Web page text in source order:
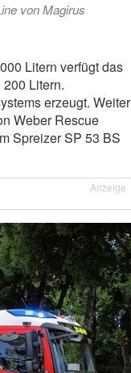
von Magirus
Litern verfügt das
Litern.
erzeugt. Weiter
Weber Rescue
Spreizer SP 53 BS
Anzeige